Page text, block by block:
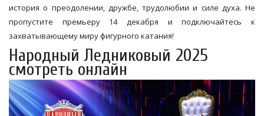
история о преодолении, дружбе, трудолюбии и силе духа. Не
пропустите премьеру 14 декабря и подключайтесь к
захватывающему миру фигурного катания!
Народный Ледниковый 2025
смотреть онлайн